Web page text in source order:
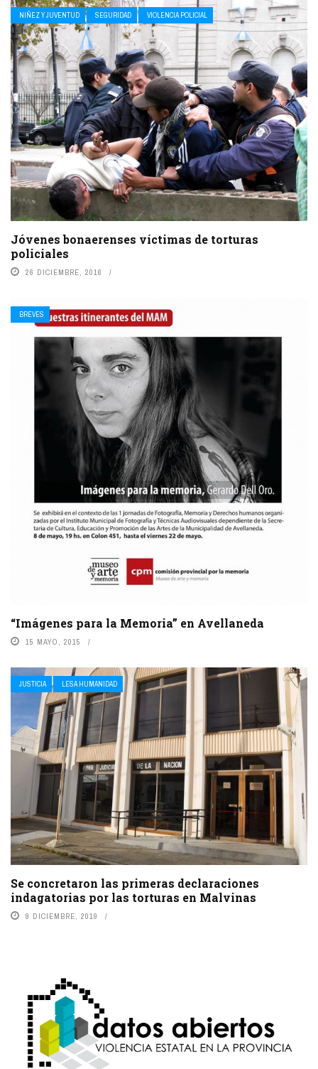
NIÑEZ Y JUVENTUD SEGURIDAD VIOLENCIA POLICIAL
Jóvenes bonaerenses víctimas de torturas
policiales
26 DICIEMBRE, 2016
BREVES
“Imágenes para la Memoria” en Avellaneda
15 MAYO, 2015
JUSTICIA LESA HUMANIDAD
Se concretaron las primeras declaraciones
indagatorias por las torturas en Malvinas
9 DICIEMBRE, 2019